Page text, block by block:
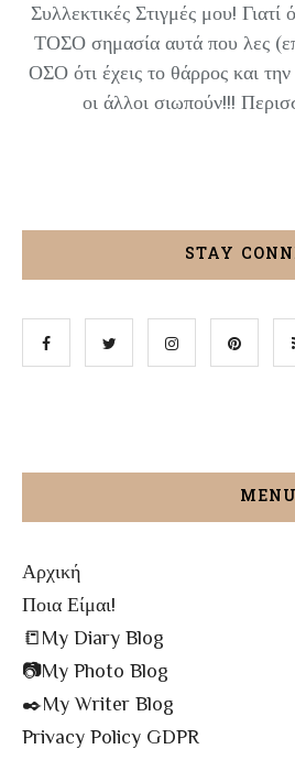
Συλλεκτικές Στιγμές μου!
ΤΟΣΟ σημασία αυτά που λες
ΟΣΟ ότι έχεις το θάρρος και
οι άλλοι σιωπούν!!!
STAY
MENU
Αρχική
Ποια Είμαι!
📒My Diary Blog
📷My Photo Blog
✒️My Writer Blog
Privacy Policy GDPR